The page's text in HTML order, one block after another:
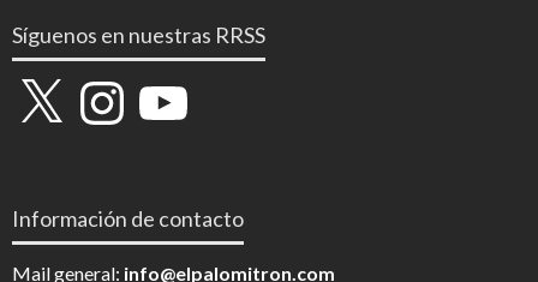
Síguenos en nuestras RRSS
X InstagramYouTube
Información de contacto
Mail general: info@elpalomitron.com